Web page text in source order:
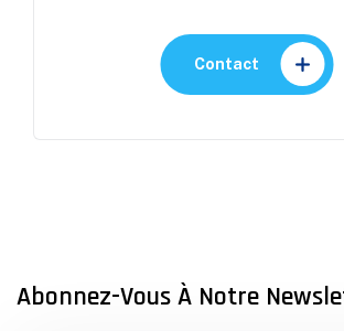
Contact
Abonnez-Vous À Notre